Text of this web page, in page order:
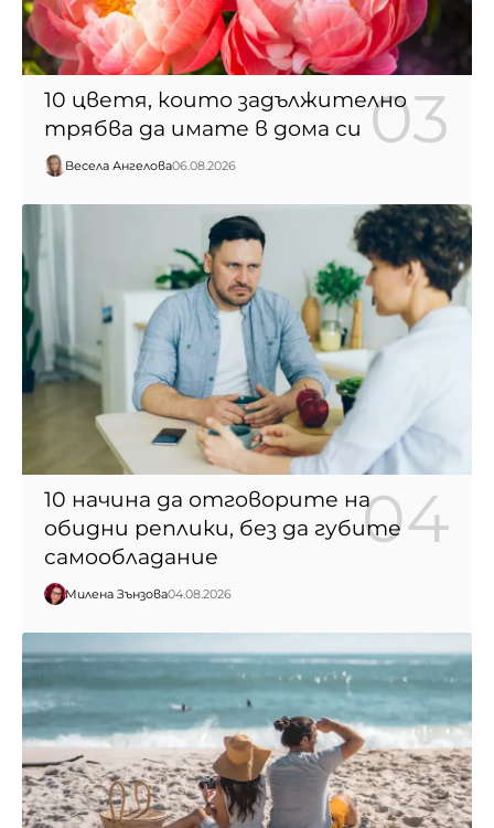
10 цветя, които задължително
трябва да имате в дома си
Весела Ангелова06.08.2026
10 начина да отговорите на
обидни реплики, без да губите
самообладание
Милена Зънзова04.08.2026